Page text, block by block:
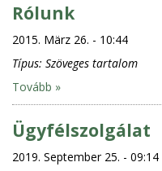
Rólunk
2015. März 26. - 10:44
Típus: Szöveges tartalom
Tovább »
Ügyfélszolgálat
2019. September 25. - 09:14